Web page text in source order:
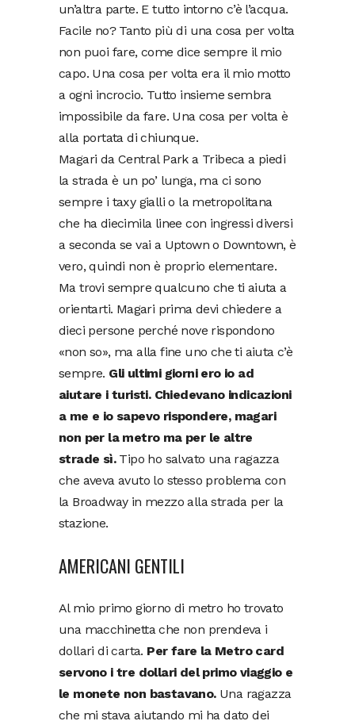
un’altra parte. E tutto intorno c’è l’acqua.
Facile no? Tanto più di una cosa per volta
non puoi fare, come dice sempre il mio
capo. Una cosa per volta era il mio motto
a ogni incrocio. Tutto insieme sembra
impossibile da fare. Una cosa per volta è
alla portata di chiunque.
Magari da Central Park a Tribeca a piedi
la strada è un po’ lunga, ma ci sono
sempre i taxy gialli o la metropolitana
che ha diecimila linee con ingressi diversi
a seconda se vai a Uptown o Downtown, è
vero, quindi non è proprio elementare.
Ma trovi sempre qualcuno che ti aiuta a
orientarti. Magari prima devi chiedere a
dieci persone perché nove rispondono
«non so», ma alla fine uno che ti aiuta c’è
sempre. Gli ultimi giorni ero io ad
aiutare i turisti. Chiedevano indicazioni
a me e io sapevo rispondere, magari
non per la metro ma per le altre
strade sì.Tipo ho salvato una ragazza
che aveva avuto lo stesso problema con
la Broadway in mezzo alla strada per la
stazione.
AMERICANI GENTILI
Al mio primo giorno di metro ho trovato
una macchinetta che non prendeva i
dollari di carta. Per fare la Metro card
servono i tre dollari del primo viaggio e
le monete non bastavano.Una ragazza
che mi stava aiutando mi ha dato dei